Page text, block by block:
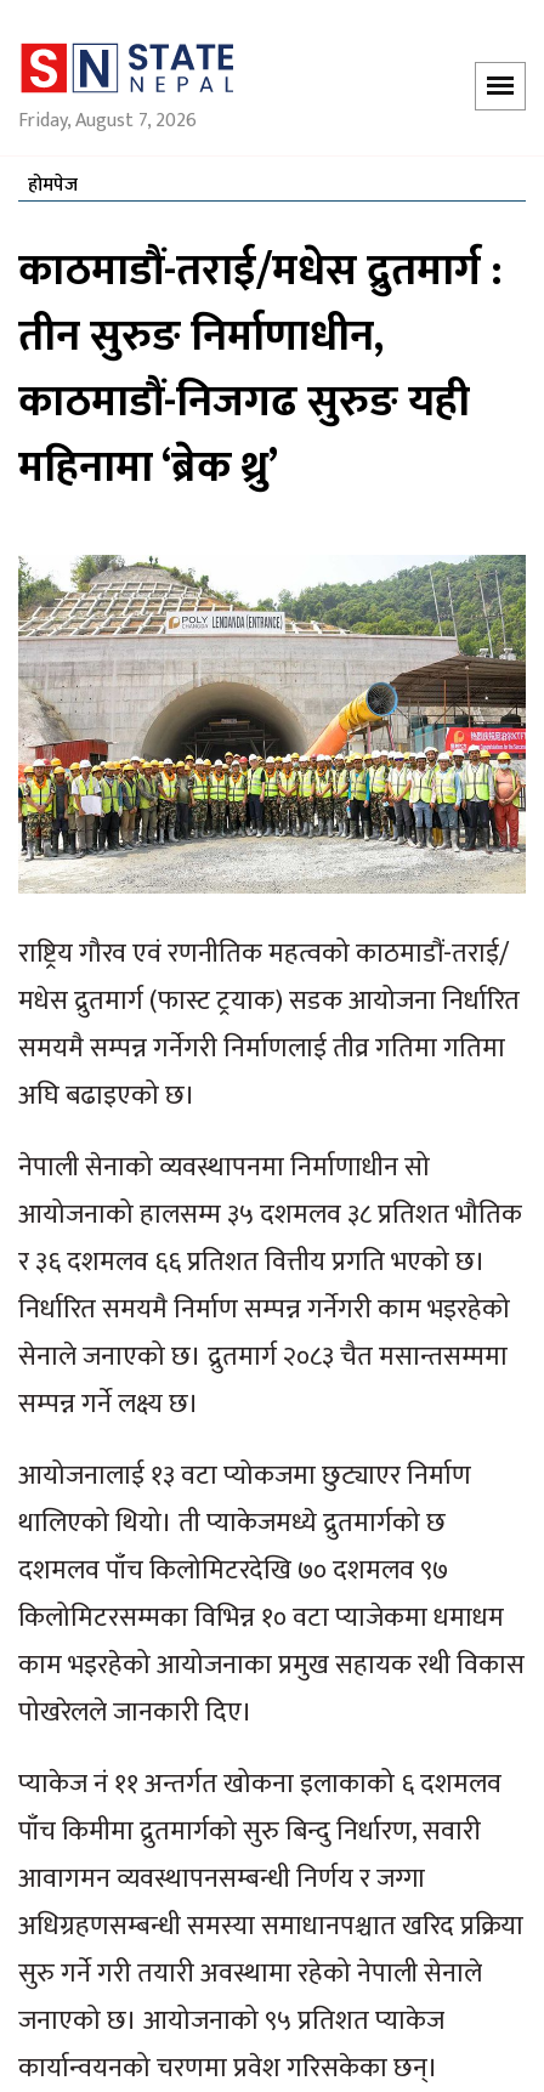
Friday, August 7, 2026
होमपेज
काठमाडौं-तराई/मधेस द्रुतमार्ग :
तीन सुरुङ निर्माणाधीन,
काठमाडौं-निजगढ सुरुङ यही
महिनामा ‘ब्रेक थ्रु’
राष्ट्रिय गौरव एवं रणनीतिक महत्वको काठमाडौं-तराई/
मधेस द्रुतमार्ग (फास्ट ट्रयाक) सडक आयोजना निर्धारित
समयमै सम्पन्न गर्नेगरी निर्माणलाई तीव्र गतिमा गतिमा
अघि बढाइएको छ।
नेपाली सेनाको व्यवस्थापनमा निर्माणाधीन सो
आयोजनाको हालसम्म ३५ दशमलव ३८ प्रतिशत भौतिक
र ३६ दशमलव ६६ प्रतिशत वित्तीय प्रगति भएको छ।
निर्धारित समयमै निर्माण सम्पन्न गर्नेगरी काम भइरहेको
सेनाले जनाएको छ। द्रुतमार्ग २०८३ चैत मसान्तसम्ममा
सम्पन्न गर्ने लक्ष्य छ।
आयोजनालाई १३ वटा प्योकजमा छुट्याएर निर्माण
थालिएको थियो। ती प्याकेजमध्ये द्रुतमार्गको छ
दशमलव पाँच किलोमिटरदेखि ७० दशमलव ९७
किलोमिटरसम्मका विभिन्न १० वटा प्याजेकमा धमाधम
काम भइरहेको आयोजनाका प्रमुख सहायक रथी विकास
पोखरेलले जानकारी दिए।
प्याकेज नं ११ अन्तर्गत खोकना इलाकाको ६ दशमलव
पाँच किमीमा द्रुतमार्गको सुरु बिन्दु निर्धारण, सवारी
आवागमन व्यवस्थापनसम्बन्धी निर्णय र जग्गा
अधिग्रहणसम्बन्धी समस्या समाधानपश्चात खरिद प्रक्रिया
सुरु गर्ने गरी तयारी अवस्थामा रहेको नेपाली सेनाले
जनाएको छ। आयोजनाको ९५ प्रतिशत प्याकेज
कार्यान्वयनको चरणमा प्रवेश गरिसकेका छन्।